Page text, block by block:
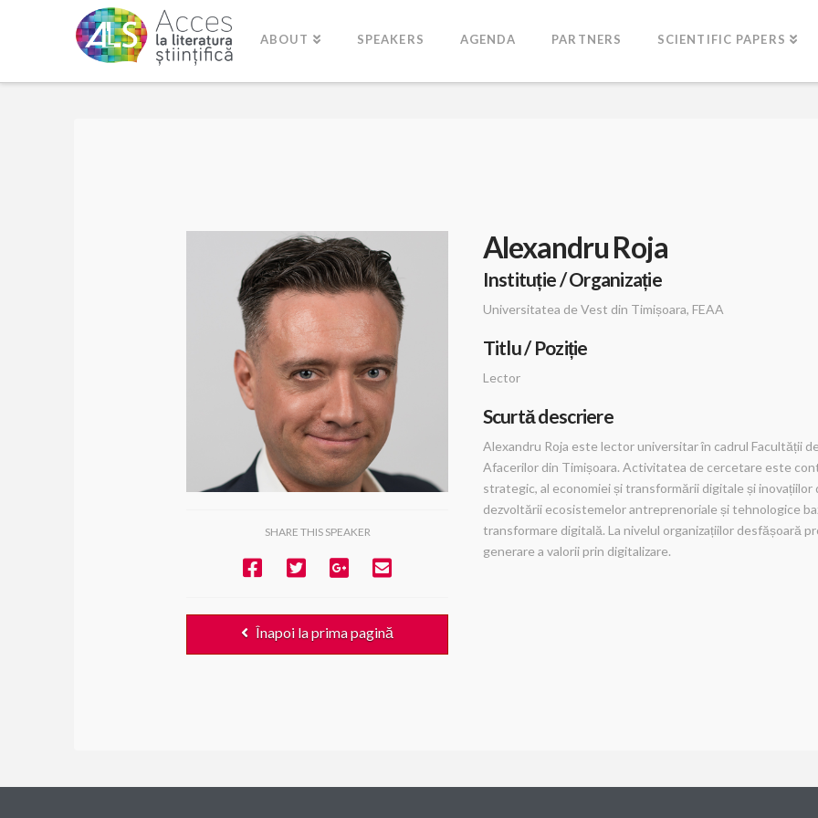
ABOUT SPEAKERS AGENDA PARTNERS SCIENTIFIC PAPERS
SHARE THIS SPEAKER
Înapoi la prima pagină
Alexandru Roja
Instituție / Organizație
Universitatea de Vest din Timișoara, FEAA
Titlu / Poziție
Lector
Scurtă descriere
Alexandru Roja este lector universitar în cadrul Facultății
Afacerilor din Timișoara. Activitatea de cercetare este
strategic, al economiei și transformării digitale și
dezvoltării ecosistemelor antreprenoriale și tehnologice
transformare digitală. La nivelul organizațiilor desfășoară
generare a valorii prin digitalizare.